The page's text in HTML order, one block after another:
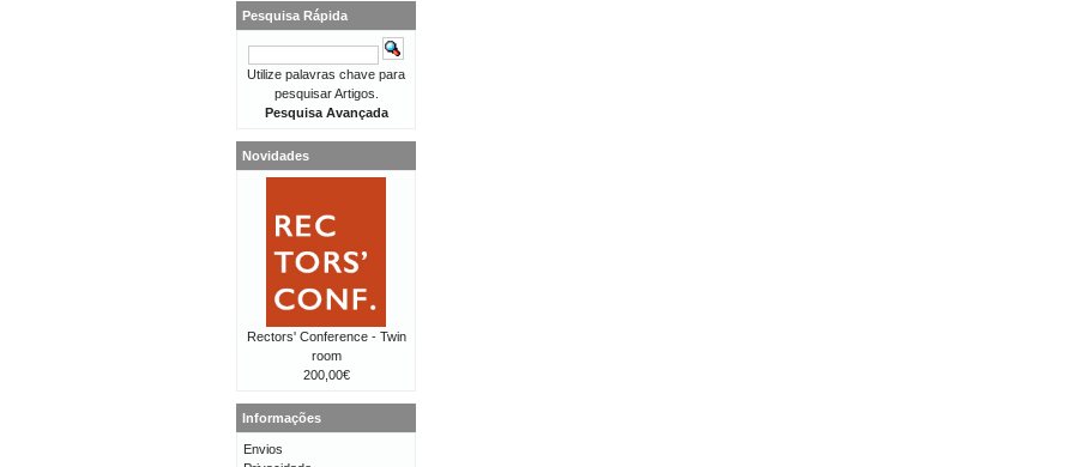
Pesquisa Rápida
Utilize palavras chave para
pesquisar Artigos.
Pesquisa Avançada
Novidades
Rectors' Conference - Twin
room
200,00€
Informações
Envios